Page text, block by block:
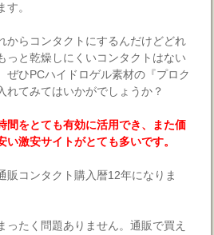
。
からコンタクトにするんだけどどれ
っと乾燥しにくいコンタクトはない
ぜひPCハイドロゲル素材の『プロク
れてみてはいかがでしょうか？
間をとても有効に活用でき、また価
激安サイトがとても多いです。
販コンタクト購入暦12年になりま
ったく問題ありません。通販で買え